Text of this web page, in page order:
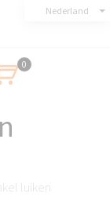
Nederland
0
luiken